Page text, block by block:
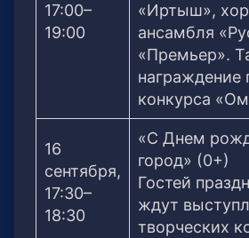
17:00–
19:00
«Иртыш»,
ансамбля
«Премьер».
награждение
конкурса
16
сентября,
17:30–
18:30
«С Днем
город» (0+)
Гостей
ждут
творческих